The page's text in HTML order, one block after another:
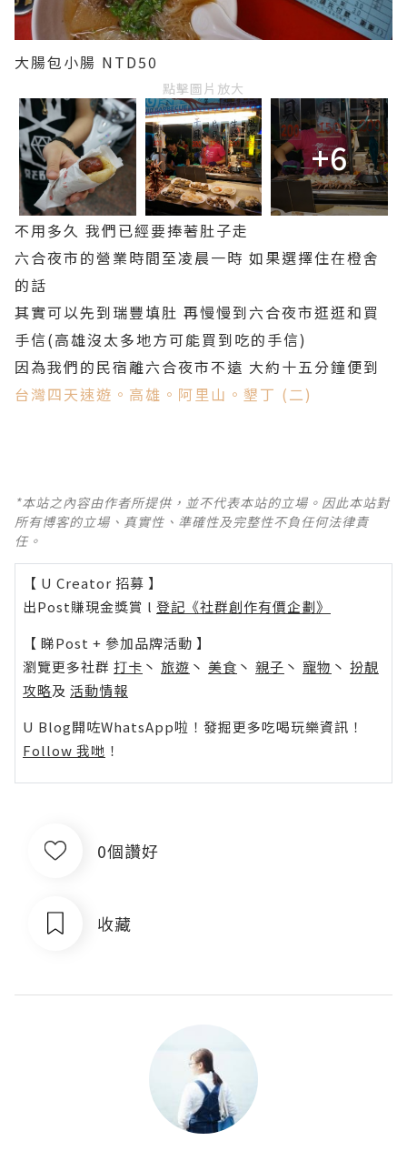
大腸包小腸 NTD50
點擊圖片放大
+6
不用多久 我們已經要捧著肚子走
六合夜市的營業時間至凌晨一時 如果選擇住在橙舍
的話
其實可以先到瑞豐填肚 再慢慢到六合夜市逛逛和買
手信(高雄沒太多地方可能買到吃的手信)
因為我們的民宿離六合夜市不遠 大約十五分鐘便到
台灣四天速遊。高雄。阿里山。墾丁 (二)
*本站之內容由作者所提供，並不代表本站的立場。因此本站對
所有博客的立場、真實性、準確性及完整性不負任何法律責
任。
【 U Creator 招募 】
出Post賺現金獎賞 l 登記《社群創作有價企劃》
【 睇Post + 參加品牌活動 】
瀏覽更多社群 打卡 丶 旅遊 丶 美食 丶 親子 丶 寵物 丶 扮靚
攻略及 活動情報
U Blog開咗WhatsApp啦！發掘更多吃喝玩樂資訊！
Follow 我哋 ！
0個讚好
收藏